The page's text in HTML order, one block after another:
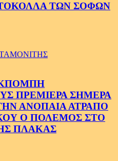
ΤΩΝ ΣΟΦΩΝ
ΠΡΕΜΙΕΡΑ ΣΗΜΕΡΑ
ΑΝΟΠΑΙΑ ΑΤΡΑΠΟ
Ο ΠΟΛΕΜΟΣ ΣΤΟ
ΠΛΑΚΑΣ